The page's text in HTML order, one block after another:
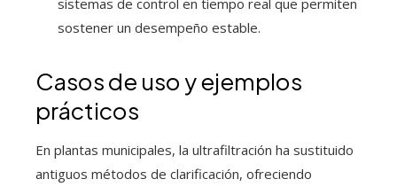
sostener un desempeño estable.
Casos de uso y ejemplos
prácticos
En plantas municipales, la ultrafiltración ha sustituido
antiguos métodos de clarificación, ofreciendo